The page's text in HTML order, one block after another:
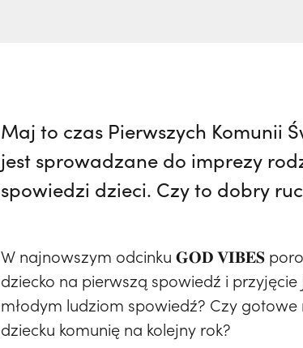
Maj to czas Pierwszych Komunii
jest sprowadzane do imprezy
spowiedzi dzieci. Czy to dobry
W najnowszym odcinku 𝐆𝐎𝐃 𝐕𝐈𝐁𝐄𝐒
dziecko na pierwszą spowiedź i
młodym ludziom spowiedź? Czy gotowe
dziecku komunię na kolejny rok?